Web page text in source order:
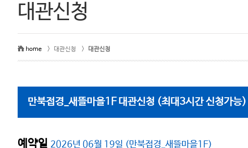
대관신청
home > 대관신청 > 대관신청
만북접경_새뜰마을1F대관신청 (최대3시간 신청가능)
예약일 2026년 06월 19일 (만북접경_새뜰마을1F)